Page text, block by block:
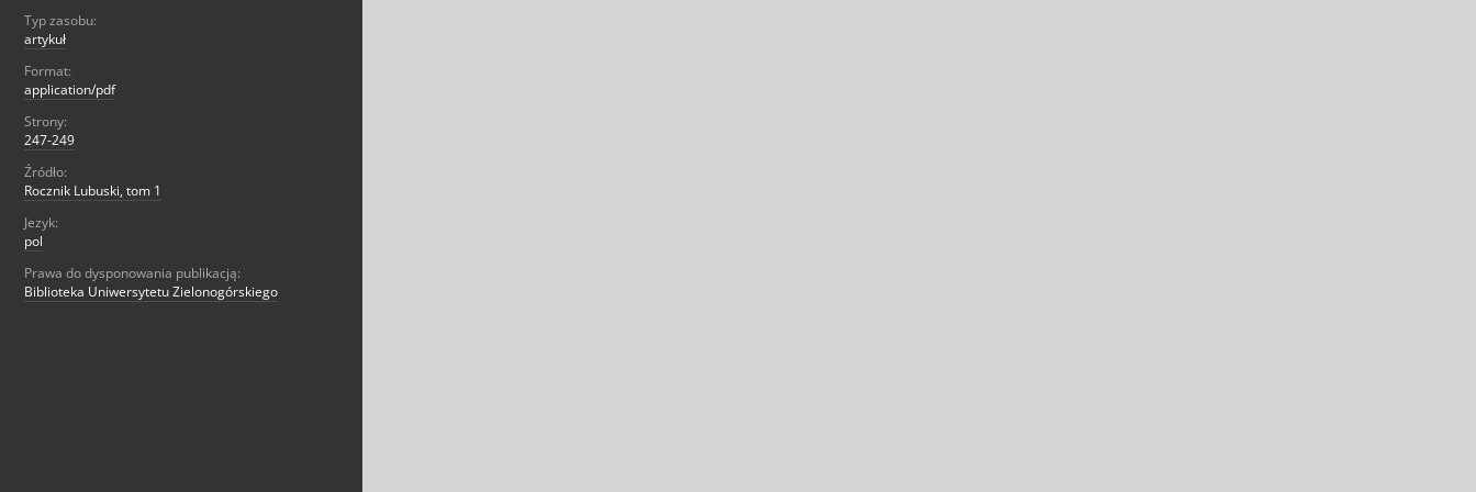
Typ zasobu:
artykuł
Format:
application/pdf
Strony:
247-249
Źródło:
Rocznik Lubuski, tom 1
Jezyk:
pol
Prawa do dysponowania publikacją:
Biblioteka Uniwersytetu Zielonogórskiego